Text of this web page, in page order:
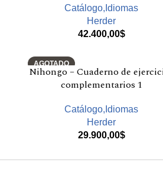
Catálogo,Idiomas
Herder
42.400,00$
AGOTADO
Nihongo – Cuaderno de
complementarios 1
Catálogo,Idiomas
Herder
29.900,00$